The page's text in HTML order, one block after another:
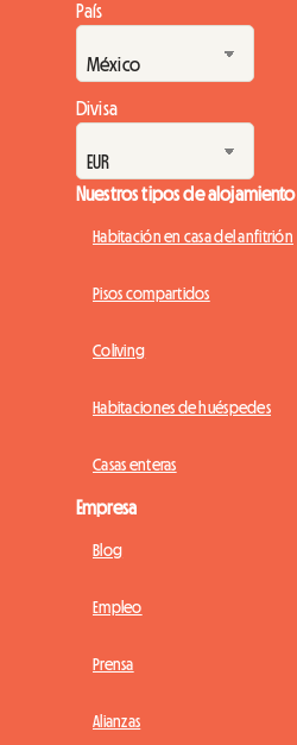
País
Divisa
Nuestros tipos de alojamiento
Habitación en casa del anfitrión
Pisos compartidos
Coliving
Habitaciones de huéspedes
Casas enteras
Empresa
Blog
Empleo
Prensa
Alianzas